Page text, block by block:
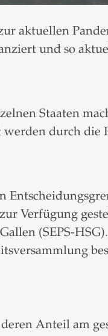
aktuellen
und so
Staaten
werden durch die
Verfügung
(SEPS-
Anteil am